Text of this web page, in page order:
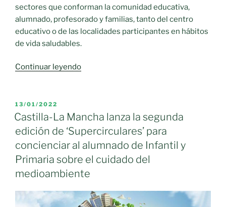
sectores que conforman la comunidad educativa,
alumnado, profesorado y familias, tanto del centro
educativo o de las localidades participantes en hábitos
de vida saludables.
Continuar leyendo«Castilla-
la
Asociación
Española
Contra
el
Cáncer
la
PUBLICADO
EL
13/01/2022
Castilla-La Mancha lanza la segunda
edición de ‘Supercirculares’ para
concienciar al alumnado de Infantil y
Primaria sobre el cuidado del
medioambiente